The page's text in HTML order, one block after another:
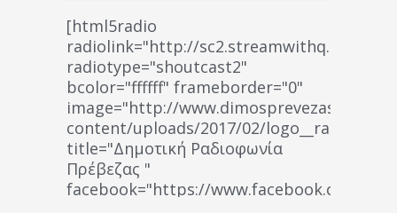
[html5radio
radiolink="http://
radiotype="shoutcast2"
bcolor="ffffff" frameborder="0"
image="http://www.dimosprevezas.gr/wp-
content/uploads/2017/02/
title="Δημοτική Ραδιοφωνία
Πρέβεζας "
facebook="https://www.facebook.com/